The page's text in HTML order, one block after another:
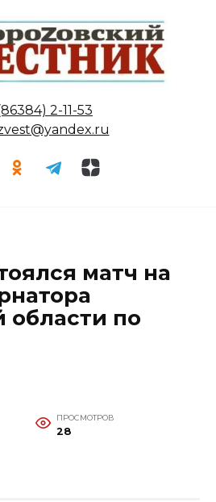
2-11-53
матч на
области по
ПРОСМОТРОВ
28